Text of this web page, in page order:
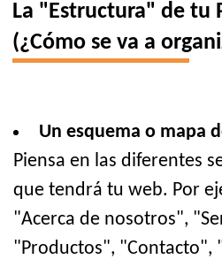
La "Estructura" de tu
(¿Cómo se va a
Un esquema o mapa
Piensa en las diferentes
que tendrá tu web. Por
"Acerca de nosotros",
"Productos", "Contacto",